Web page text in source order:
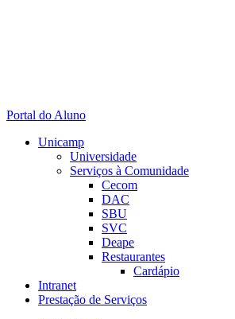
Portal do Aluno
Unicamp
Universidade
Serviços à Comunidade
Cecom
DAC
SBU
SVC
Deape
Restaurantes
Cardápio
Intranet
Prestação de Serviços